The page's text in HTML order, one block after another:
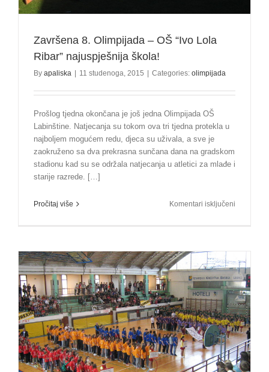
Završena 8. Olimpijada – OŠ “Ivo Lola
Ribar” najuspješnija škola!
By apaliska | 11 studenoga, 2015 | Categories: olimpijada
Prošlog tjedna okončana je još jedna Olimpijada OŠ
Labinštine. Natjecanja su tokom ova tri tjedna protekla u
najboljem mogućem redu, djeca su uživala, a sve je
zaokruženo sa dva prekrasna sunčana dana na gradskom
stadionu kad su se održala natjecanja u atletici za mlađe i
starije razrede. […]
Pročitaj više Komentari isključeni
OŠ
“Ivo
Lola
Ribar”
škola!